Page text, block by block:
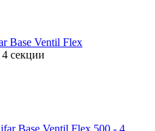
Base Ventil Flex
секции